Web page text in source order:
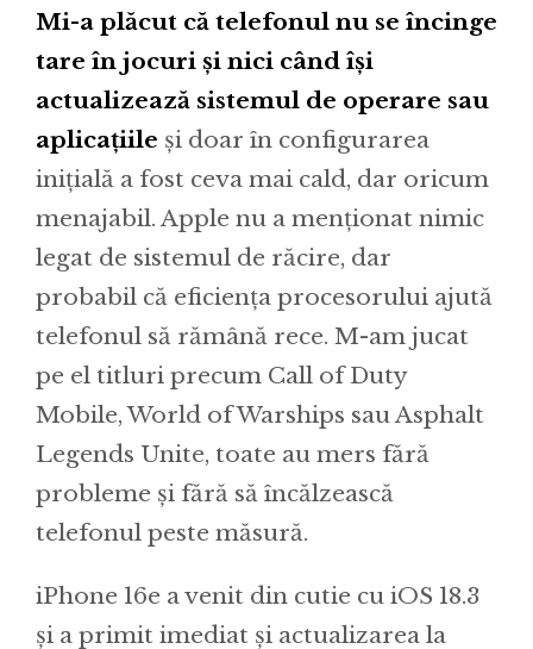
Mi-a plăcut că telefonul nu se încinge
tare în jocuri și nici când își
actualizează sistemul de operare sau
aplicațiile și doar în configurarea
inițială a fost ceva mai cald, dar oricum
menajabil. Apple nu a menționat nimic
legat de sistemul de răcire, dar
probabil că eficiența procesorului ajută
telefonul să rămână rece. M-am jucat
pe el titluri precum Call of Duty
Mobile, World of Warships sau Asphalt
Legends Unite, toate au mers fără
probleme și fără să încălzească
telefonul peste măsură.
iPhone 16e a venit din cutie cu iOS 18.3
și a primit imediat și actualizarea la